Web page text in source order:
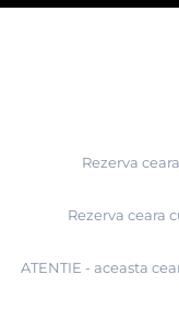
Rezerva
Rezerva ceara
ATENTIE - aceasta